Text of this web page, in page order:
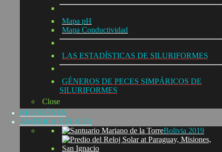
Mapa pH
Mapa Conductividad
LAS ESTADÍSTICAS DE SILURIFORMES
GÉNEROS DE PECES SIMPÁRICOS DE
SILURIFORMES
Close
REUNIÓNES
AMÉRICA DEL SUR
Bolivia 2019